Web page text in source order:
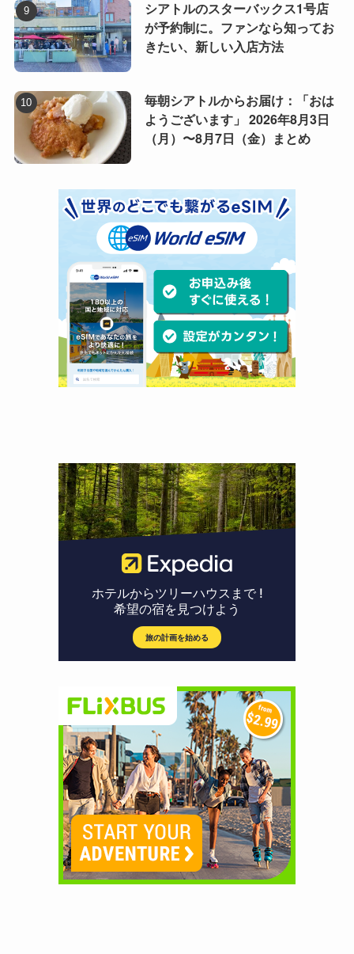
シアトルのスターバックス1号店
が予約制に。ファンなら知ってお
きたい、新しい入店方法
毎朝シアトルからお届け：「おは
ようございます」 2026年8月3日
（月）〜8月7日（金）まとめ